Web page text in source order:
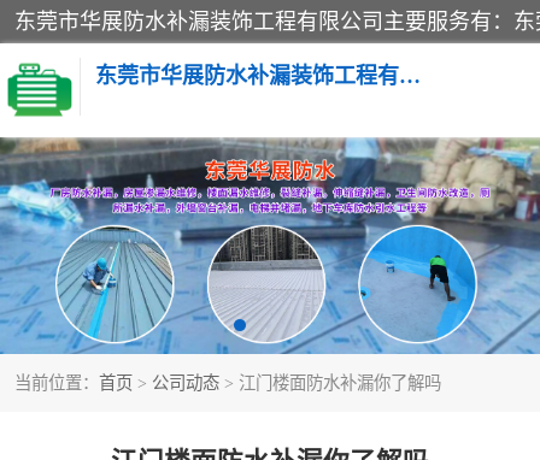
东莞市华展防水补漏装饰工程有限公司
当前位置： 首页 > 公司动态 > 江门楼面防水补漏你了解吗
楼面防水补漏
阳台卫生间防水补漏
金属房搭建及补漏